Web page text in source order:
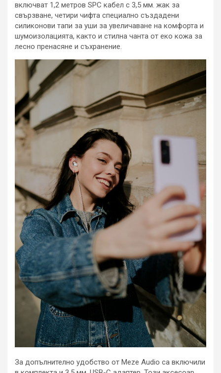
включват 1,2 метров SPC кабел с 3,5 мм. жак за
свързване, четири чифта специално създадени
силиконови тапи за уши за увеличаване на комфорта и
шумоизолацията, както и стилна чанта от еко кожа за
лесно пренасяне и съхранение.
За допълнително удобство от Meze Audio са включили